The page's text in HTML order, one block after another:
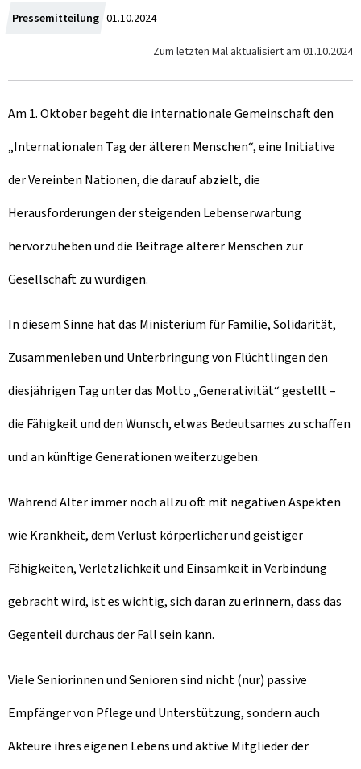
Pressemitteilung Z
m
01.10.2024
Zum letzten Mal aktualisiert am 01.10.2024
Am 1. Oktober begeht die internationale Gemeinschaft den
„Internationalen Tag der älteren Menschen“, eine Initiative
der Vereinten Nationen, die darauf abzielt, die
Herausforderungen der steigenden Lebenserwartung
hervorzuheben und die Beiträge älterer Menschen zur
Gesellschaft zu würdigen.
In diesem Sinne hat das Ministerium für Familie, Solidarität,
Zusammenleben und Unterbringung von Flüchtlingen den
diesjährigen Tag unter das Motto „Generativität“ gestellt –
die Fähigkeit und den Wunsch, etwas Bedeutsames zu schaffen
und an künftige Generationen weiterzugeben.
Während Alter immer noch allzu oft mit negativen Aspekten
wie Krankheit, dem Verlust körperlicher und geistiger
Fähigkeiten, Verletzlichkeit und Einsamkeit in Verbindung
gebracht wird, ist es wichtig, sich daran zu erinnern, dass das
Gegenteil durchaus der Fall sein kann.
Viele Seniorinnen und Senioren sind nicht (nur) passive
Empfänger von Pflege und Unterstützung, sondern auch
Akteure ihres eigenen Lebens und aktive Mitglieder der